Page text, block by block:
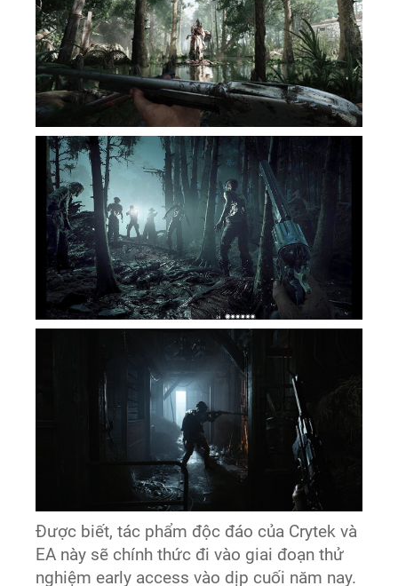
Được biết, tác phẩm độc đáo của Crytek và
EA này sẽ chính thức đi vào giai đoạn thử
nghiệm early access vào dịp cuối năm nay.